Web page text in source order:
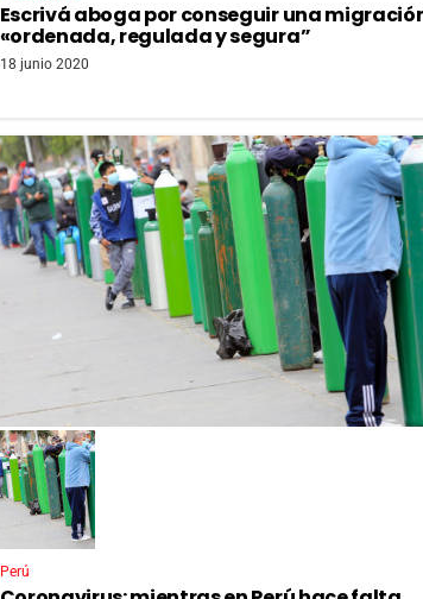
Escrivá aboga por conseguir una
«ordenada, regulada y segura”
18 junio 2020
Perú